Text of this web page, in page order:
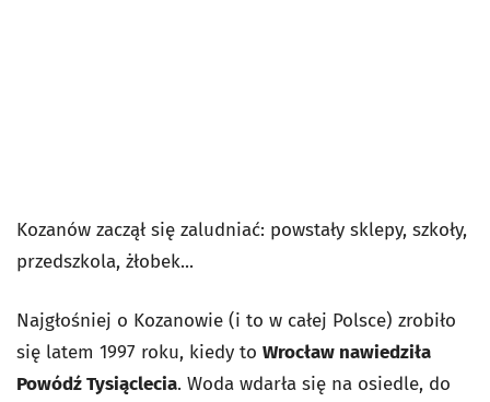
Kozanów zaczął się zaludniać: powstały sklepy, szkoły,
przedszkola, żłobek...
Najgłośniej o Kozanowie (i to w całej Polsce) zrobiło
się latem 1997 roku, kiedy to Wrocław nawiedziła
Powódź Tysiąclecia. Woda wdarła się na osiedle, do